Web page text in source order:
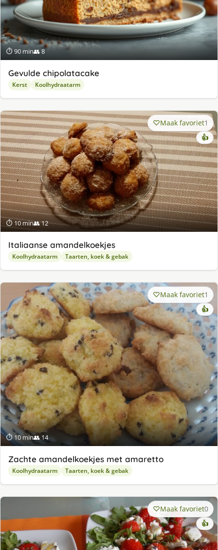
⏱ 90 min👥 8
Gevulde chipolatacake
Kerst Koolhydraatarm
⏱ 10 min👥 12
Maak favoriet1
👍
Italiaanse amandelkoekjes
Koolhydraatarm Taarten, koek & gebak
⏱ 10 min👥 14
Maak favoriet1
👍
Zachte amandelkoekjes met amaretto
Koolhydraatarm Taarten, koek & gebak
Maak favoriet0
👍